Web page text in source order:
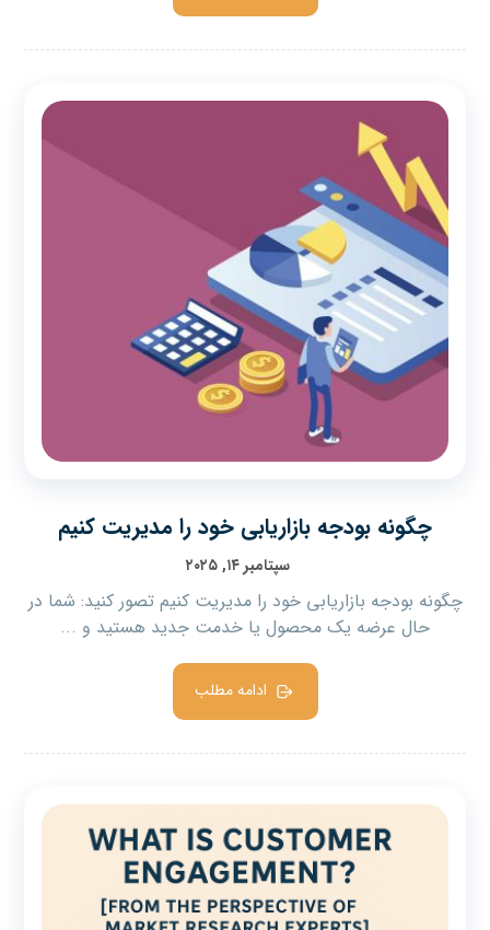
چگونه بودجه بازاریابی خود را مدیریت کنیم
سپتامبر ۱۴, ۲۰۲۵
چگونه بودجه بازاریابی خود را مدیریت کنیم تصور کنید: شما در
حال عرضه یک محصول یا خدمت جدید هستید و ...
ادامه مطلب